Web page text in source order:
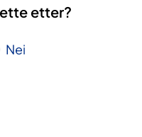
etter?
Nei